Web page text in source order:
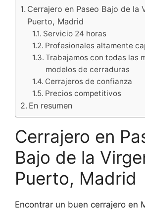
Cerrajero en Paseo Bajo de la
Puerto, Madrid
Servicio 24 horas
Profesionales altamente
Trabajamos con todas las
modelos de cerraduras
Cerrajeros de confianza
Precios competitivos
En resumen
Cerrajero en
Bajo de la
Puerto, Madrid
Encontrar un buen cerrajero en